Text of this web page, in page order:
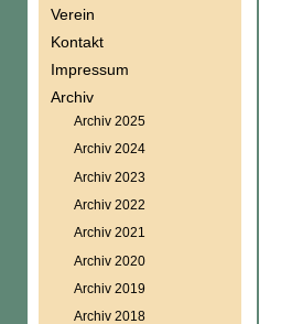
Verein
Kontakt
Impressum
Archiv
Archiv 2025
Archiv 2024
Archiv 2023
Archiv 2022
Archiv 2021
Archiv 2020
Archiv 2019
Archiv 2018